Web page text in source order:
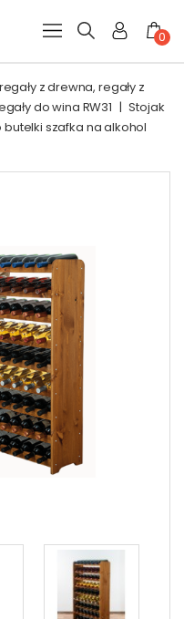
0
z drewna, regały z
do wina RW31 | Stojak
szafka na alkohol